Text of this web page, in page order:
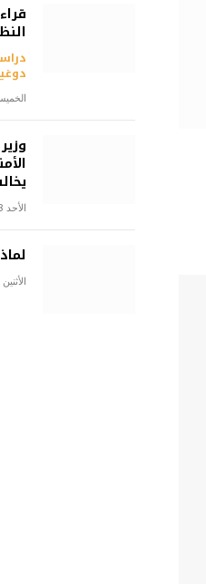
الخميس 6 رجب 1445هـ 18-
الأحد 18 صفر 1445هـ 3-9-2023م
الأثنين 21 محرم 1448هـ 6-7-2026م